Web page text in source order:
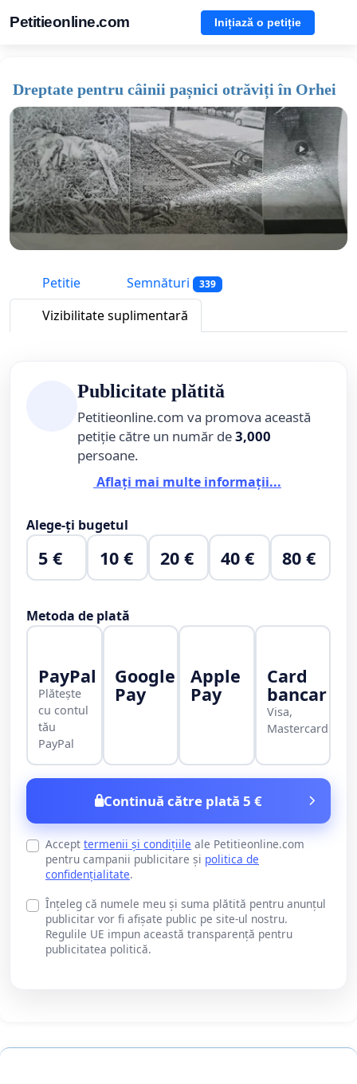
Petitieonline.com Inițiază o petiție
Dreptate pentru câinii pașnici otrăviți în Orhei
Petitie Semnături 339
Vizibilitate suplimentară
Publicitate plătită
Petitieonline.com va promova această
petiție către un număr de3,000
persoane.
Aflați mai multe informații...
Alege-ți bugetul
5 € 10 € 20 € 40 € 80 €
Metoda de plată
PayPal
Plătește
cu contul
tău
PayPal
Google
Pay
Apple
Pay
Card
bancar
Visa,
Mastercard
Continuă către plată 5 €
Accept termenii și condițiile ale Petitieonline.com
pentru campanii publicitare și politica de
confidențialitate.
Înțeleg că numele meu și suma plătită pentru anunțul
publicitar vor fi afișate public pe site-ul nostru.
Regulile UE impun această transparență pentru
publicitatea politică.